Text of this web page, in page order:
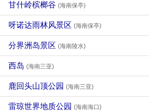
甘什岭槟榔谷 (海南保亭)
呀诺达雨林风景区 (海南保亭)
分界洲岛景区 (海南陵水)
西岛 (海南三亚)
鹿回头山顶公园 (海南三亚)
雷琼世界地质公园 (海南海口)